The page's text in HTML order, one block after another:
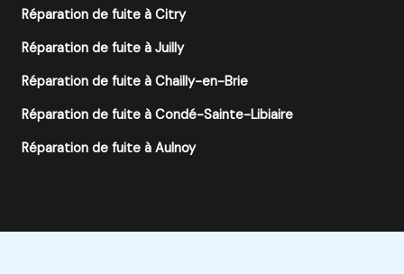
Réparation de fuite à Citry
Réparation de fuite à Juilly
Réparation de fuite à Chailly-en-Brie
Réparation de fuite à Condé-Sainte-Libiaire
Réparation de fuite à Aulnoy